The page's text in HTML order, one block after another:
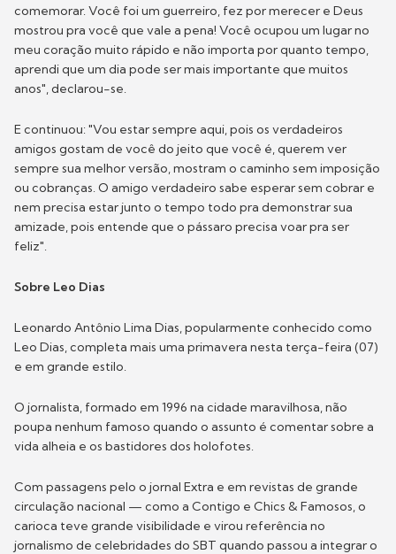
comemorar. Você foi um guerreiro, fez por merecer e Deus
mostrou pra você que vale a pena! Você ocupou um lugar no
meu coração muito rápido e não importa por quanto tempo,
aprendi que um dia pode ser mais importante que muitos
anos", declarou-se.
E continuou: "Vou estar sempre aqui, pois os verdadeiros
amigos gostam de você do jeito que você é, querem ver
sempre sua melhor versão, mostram o caminho sem imposição
ou cobranças. O amigo verdadeiro sabe esperar sem cobrar e
nem precisa estar junto o tempo todo pra demonstrar sua
amizade, pois entende que o pássaro precisa voar pra ser
feliz".
Sobre Leo Dias
Leonardo Antônio Lima Dias, popularmente conhecido como
Leo Dias, completa mais uma primavera nesta terça-feira (07)
e em grande estilo.
O jornalista, formado em 1996 na cidade maravilhosa, não
poupa nenhum famoso quando o assunto é comentar sobre a
vida alheia e os bastidores dos holofotes.
Com passagens pelo o jornal Extra e em revistas de grande
circulação nacional — como a Contigo e Chics & Famosos, o
carioca teve grande visibilidade e virou referência no
jornalismo de celebridades do SBT quando passou a integrar o